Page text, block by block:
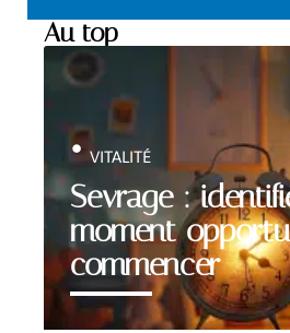
Au top
Sevrage :
moment
commencer
VITALITÉ